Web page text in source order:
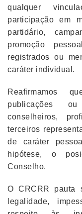
qualquer
participação em
partidário,
promoção
registrados ou
caráter individual.
Reafirmamos
publicações
conselheiros,
terceiros
de caráter
hipótese, o
Conselho.
O CRCRR pauta
legalidade,